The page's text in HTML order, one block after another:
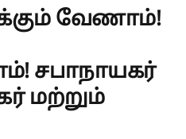
வேணாம்!
சபாநாயகர்
மற்றும்